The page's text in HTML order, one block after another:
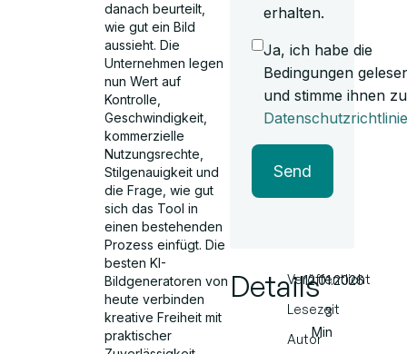
danach beurteilt,
wie gut ein Bild
aussieht. Die
Unternehmen legen
nun Wert auf
Kontrolle,
Geschwindigkeit,
kommerzielle
Nutzungsrechte,
Stilgenauigkeit und
die Frage, wie gut
sich das Tool in
einen bestehenden
Prozess einfügt. Die
besten KI-
Bildgeneratoren von
heute verbinden
kreative Freiheit mit
praktischer
erhalten.
Ja, ich habe die
Bedingungen
und stimme ihnen
Datenschutzrichtlinie
Send
DetailsVeröffentlicht
Lesezeit
Autor
12.01.2026
3
Min